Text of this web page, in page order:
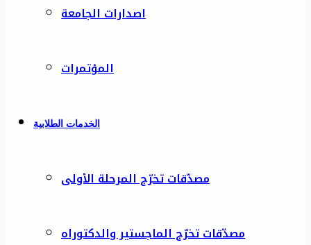
اصدارات الجامعة
المؤتمرات
الخدمات الطلابية
مصدّقات تخرّج المرحلة الأولى
مصدّقات تخرّج الماجستير والدكتوراه